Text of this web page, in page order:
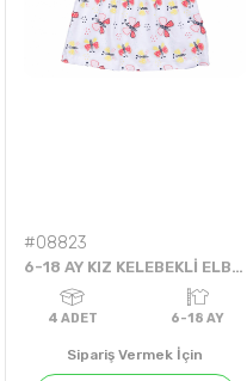
ADET 9-12 YAŞ
#08823
6-18 AY KIZ KELEBEKLİ ELBİSE
Sipariş Vermek İçin